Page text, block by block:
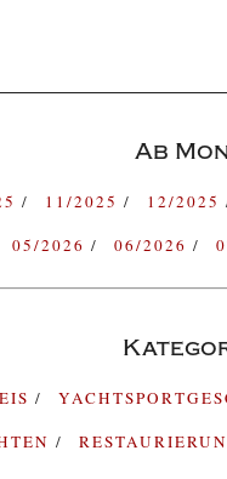
Ab
11/2025 12/2025
05/2026
06/2026